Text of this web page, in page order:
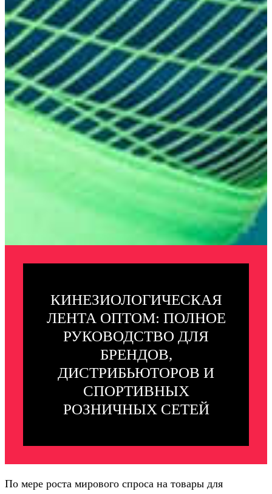
КИНЕЗИОЛОГИЧЕСКАЯ
ЛЕНТА ОПТОМ: ПОЛНОЕ
РУКОВОДСТВО ДЛЯ
БРЕНДОВ,
ДИСТРИБЬЮТОРОВ И
СПОРТИВНЫХ
РОЗНИЧНЫХ СЕТЕЙ
По мере роста мирового спроса на товары для